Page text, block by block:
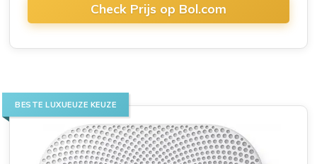
Check Prijs op Bol.com
BESTE LUXUEUZE KEUZE